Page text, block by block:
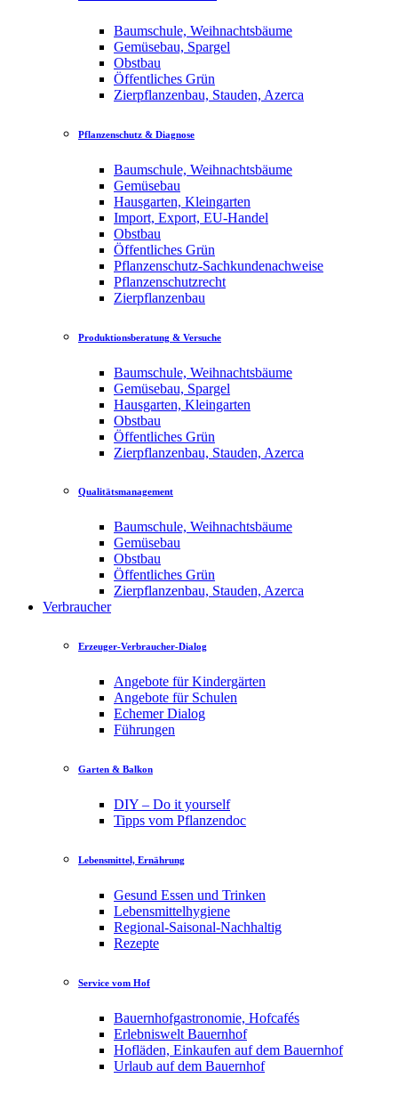
Baumschule, Weihnachtsbäume
Gemüsebau, Spargel
Obstbau
Öffentliches Grün
Zierpflanzenbau, Stauden, Azerca
Pflanzenschutz & Diagnose
Baumschule, Weihnachtsbäume
Gemüsebau
Hausgarten, Kleingarten
Import, Export, EU-Handel
Obstbau
Öffentliches Grün
Pflanzenschutz-Sachkundenachweise
Pflanzenschutzrecht
Zierpflanzenbau
Produktionsberatung & Versuche
Baumschule, Weihnachtsbäume
Gemüsebau, Spargel
Hausgarten, Kleingarten
Obstbau
Öffentliches Grün
Zierpflanzenbau, Stauden, Azerca
Qualitätsmanagement
Baumschule, Weihnachtsbäume
Gemüsebau
Obstbau
Öffentliches Grün
Zierpflanzenbau, Stauden, Azerca
Verbraucher
Erzeuger-Verbraucher-Dialog
Angebote für Kindergärten
Angebote für Schulen
Echemer Dialog
Führungen
Garten & Balkon
DIY – Do it yourself
Tipps vom Pflanzendoc
Lebensmittel, Ernährung
Gesund Essen und Trinken
Lebensmittelhygiene
Regional-Saisonal-Nachhaltig
Rezepte
Service vom Hof
Bauernhofgastronomie, Hofcafés
Erlebniswelt Bauernhof
Hofläden, Einkaufen auf dem Bauernhof
Urlaub auf dem Bauernhof